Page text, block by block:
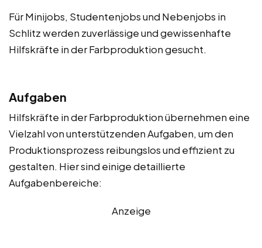
Für Minijobs, Studentenjobs und Nebenjobs in
Schlitz werden zuverlässige und gewissenhafte
Hilfskräfte in der Farbproduktion gesucht.
Aufgaben
Hilfskräfte in der Farbproduktion übernehmen eine
Vielzahl von unterstützenden Aufgaben, um den
Produktionsprozess reibungslos und effizient zu
gestalten. Hier sind einige detaillierte
Aufgabenbereiche:
Anzeige